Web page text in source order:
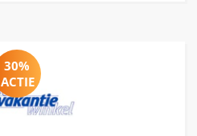
30%
ACTIE